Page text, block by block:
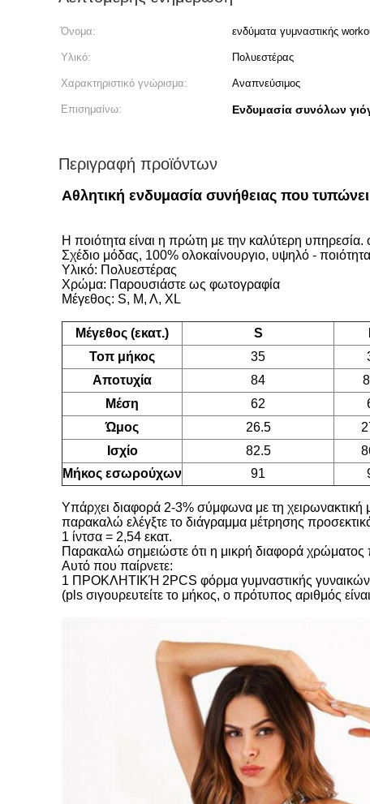
Όνομα: ενδύματα γυμναστικής
Υλικό: Πολυεστέρας
Χαρακτηριστικό γνώρισμα: Αναπνεύσιμος
Επισημαίνω: Ενδυμασία συνόλων
Περιγραφή προϊόντων
Αθλητική ενδυμασία συνήθειας που
Η ποιότητα είναι η πρώτη με την καλύτερη υπηρεσία.
Σχέδιο μόδας, 100% ολοκαίνουργιο, υψηλό -
Υλικό: Πολυεστέρας
Χρώμα: Παρουσιάστε ως φωτογραφία
Μέγεθος: S, Μ, Λ, XL
Μέγεθος (εκατ.) S
Τοπ μήκος
35
Αποτυχία
84
Μέση
62
Ώμος
26.5
Ισχίο
82.5
Μήκος εσωρούχων
91
Υπάρχει διαφορά 2-3% σύμφωνα με τη χειρωνακτική
παρακαλώ ελέγξτε το διάγραμμα μέτρησης
1 ίντσα = 2,54 εκατ.
Παρακαλώ σημειώστε ότι η μικρή διαφορά χρώματος
Αυτό που παίρνετε:
1 ΠΡΟΚΛΗΤΙΚΉ 2PCS φόρμα γυμναστικής
(pls σιγουρευτείτε το μήκος, ο πρότυπος αριθμός